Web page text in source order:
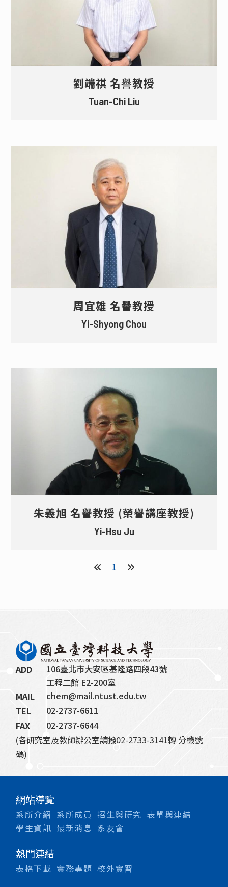
劉端祺 名譽教授
Tuan-Chi Liu
周宜雄 名譽教授
Yi-Shyong Chou
朱義旭 名譽教授 (榮譽講座教授)
Yi-Hsu Ju
1
ADD
106臺北市大安區基隆路四段43號
工程二館 E2-200室
MAIL
chem@mail.ntust.edu.tw
TEL
02-2737-6611
FAX
02-2737-6644
(各研究室及教師辦公室請撥02-2733-3141轉 分機號
碼)
網站導覽
系所介紹 系所成員 招生與研究 表單與連結
學生資訊 最新消息 系友會
熱門連結
表格下載 實務專題 校外實習